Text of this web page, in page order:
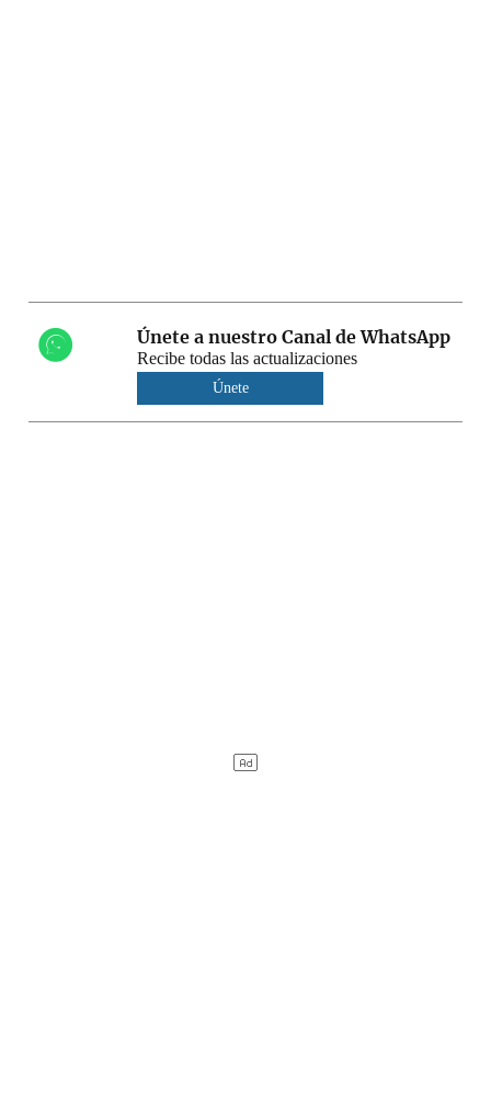
Únete a nuestro Canal de WhatsApp
Recibe todas las actualizaciones
Únete